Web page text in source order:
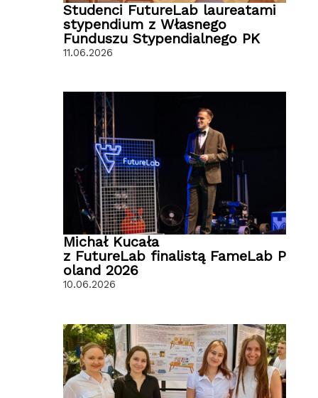
Studenci FutureLab laureatami
stypendium z Własnego
Funduszu Stypendialnego PK
11.06.2026
Michał Kucała
z FutureLab finalistą FameLab P
oland 2026
10.06.2026